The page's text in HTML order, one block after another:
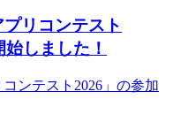
プリコンテスト
しました！
ンテスト2026」の参加